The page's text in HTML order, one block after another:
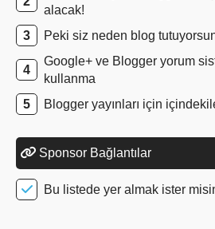
alacak!
Peki siz neden blog
Google+ ve Blogger yorum
kullanma
Blogger yayınları için
Sponsor Bağlantılar
Bu listede yer almak ister